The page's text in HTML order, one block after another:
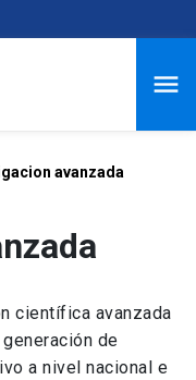
avanzada
científica avanzada
de
a nivel nacional e